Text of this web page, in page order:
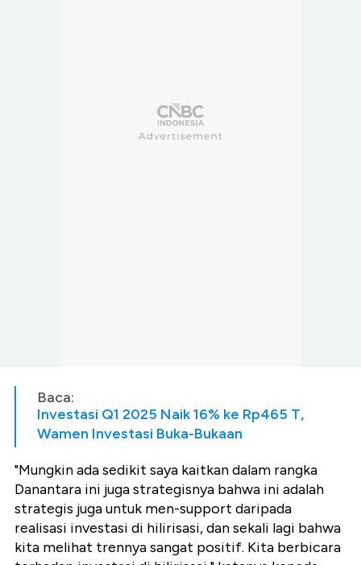
Baca:
Investasi Q1 2025 Naik 16% ke Rp465 T,
Wamen Investasi Buka-Bukaan
"Mungkin ada sedikit saya kaitkan dalam rangka
Danantara ini juga strategisnya bahwa ini adalah
strategis juga untuk men-support daripada
realisasi investasi di hilirisasi, dan sekali lagi bahwa
kita melihat trennya sangat positif. Kita berbicara